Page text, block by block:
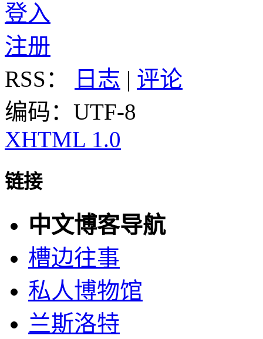
登入
注册
RSS：
日志 | 评论
编码：UTF-8
XHTML 1.0
链接
中文博客导航
槽边往事
私人博物馆
兰斯洛特